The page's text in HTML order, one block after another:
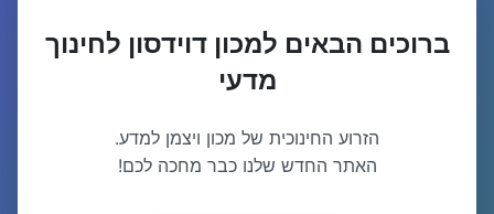
ברוכים הבאים למכון דוידסון לחינוך
מדעי
הזרוע החינוכית של מכון ויצמן למדע.
האתר החדש שלנו כבר מחכה לכם!